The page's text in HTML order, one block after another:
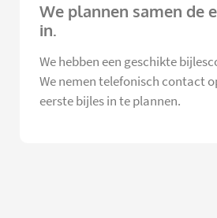
We plannen samen de
in.
We hebben een geschikte
We nemen telefonisch contact
eerste bijles in te plannen.